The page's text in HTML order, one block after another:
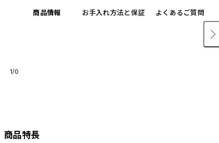
商品情報 お手入れ方法と保証 よくあるご質問
1/0
商品特長